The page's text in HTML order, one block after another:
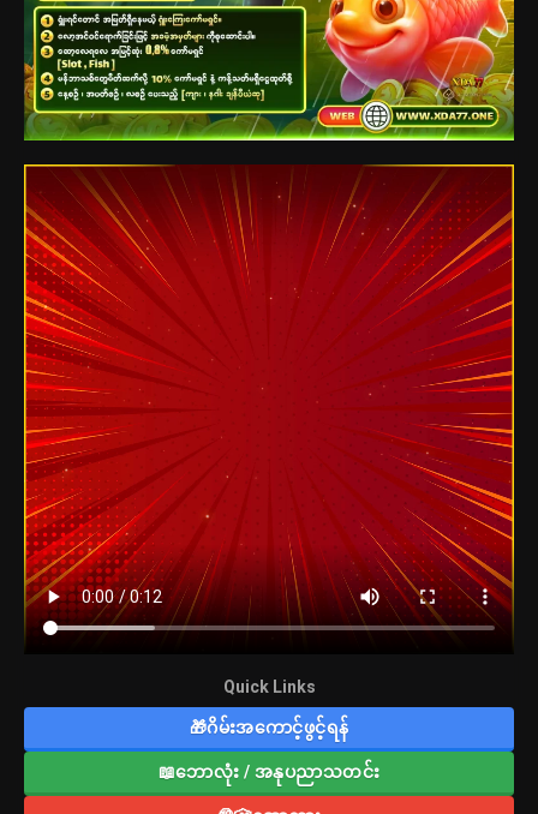
Quick Links
🎁ဂိမ်းအကောင့်ဖွင့်ရန်
📖ဘောလုံး / အနုပညာသတင်း